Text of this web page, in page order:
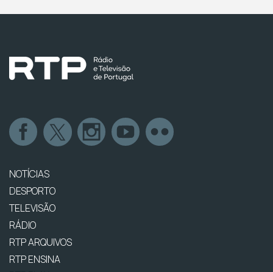
NOTÍCIAS
DESPORTO
TELEVISÃO
RÁDIO
RTP ARQUIVOS
RTP ENSINA